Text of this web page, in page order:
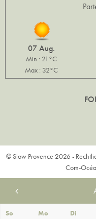
07 Aug.
Min : 21°C
Max : 32°C
© Slow Provence 2026 -
Com-
So Mo Di